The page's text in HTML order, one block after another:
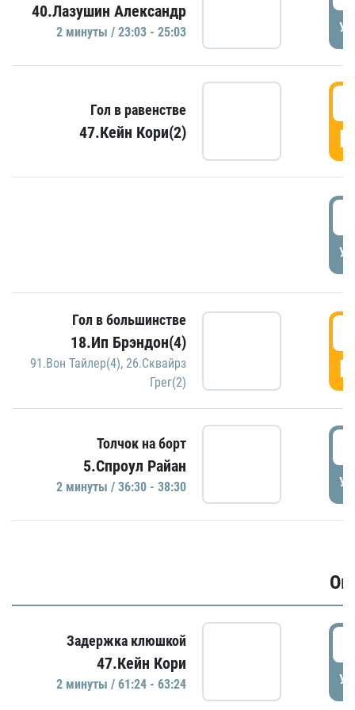
40.Лазушин Александр
2 минуты / 23:03 - 25:03
Гол в равенстве
47.Кейн Кори(2)
Гол в большинстве
18.Ип Брэндон(4)
91.Вон Тайлер(4), 26.Сквайрз
Грег(2)
Толчок на борт
5.Спроул Райан
2 минуты / 36:30 - 38:30
Задержка клюшкой
47.Кейн Кори
2 минуты / 61:24 - 63:24